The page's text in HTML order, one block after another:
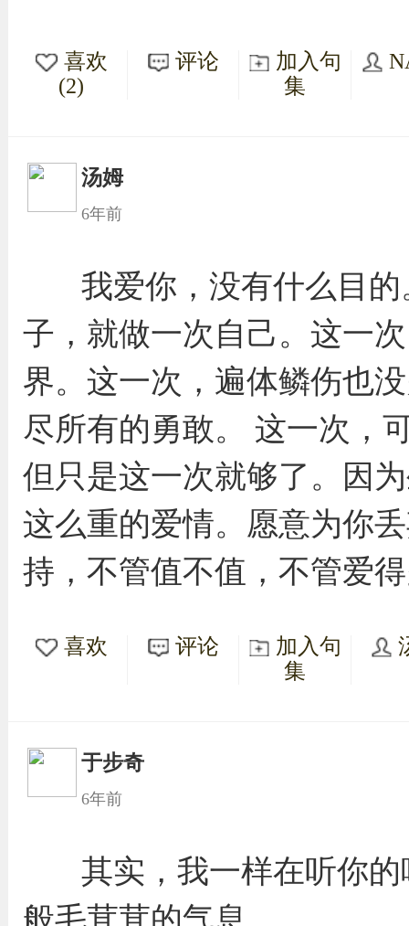
喜欢
(2)
评论
加入句
集
汤姆
6年前
我爱你，没有什么目
子，就做一次自己。这一
界。这一次，遍体鳞伤也
尽所有的勇敢。 这一次，
但只是这一次就够了。因
这么重的爱情。愿意为你
持，不管值不值，不管爱
喜欢 评论
加入句
集
于步奇
6年前
其实，我一样在听你